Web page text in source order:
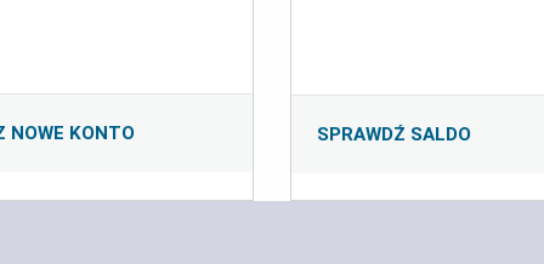
NOWE KONTO SPRAWDŹ SALDO